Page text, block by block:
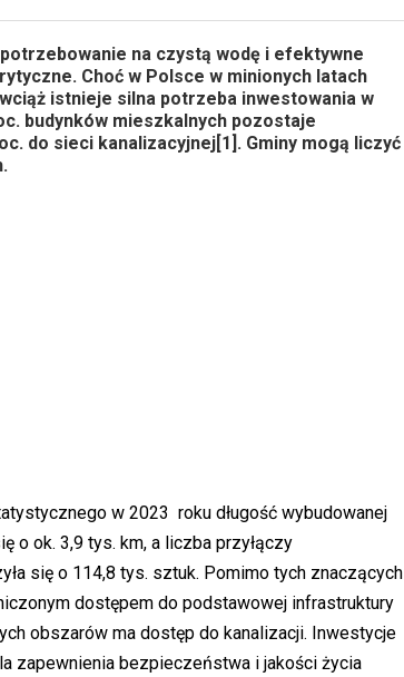
na czystą wodę i efektywne
Choć w Polsce w minionych latach
istnieje silna potrzeba inwestowania w
budynków mieszkalnych pozostaje
do sieci kanalizacyjnej [1] . Gminy mogą liczyć
w 2023 roku długość wybudowanej
o ok. 3,9 tys. km, a liczba przyłączy
się o 114,8 tys. sztuk. Pomimo tych znaczących
dostępem do podstawowej infrastruktury
obszarów ma dostęp do kanalizacji. Inwestycje
zapewnienia bezpieczeństwa i jakości życia